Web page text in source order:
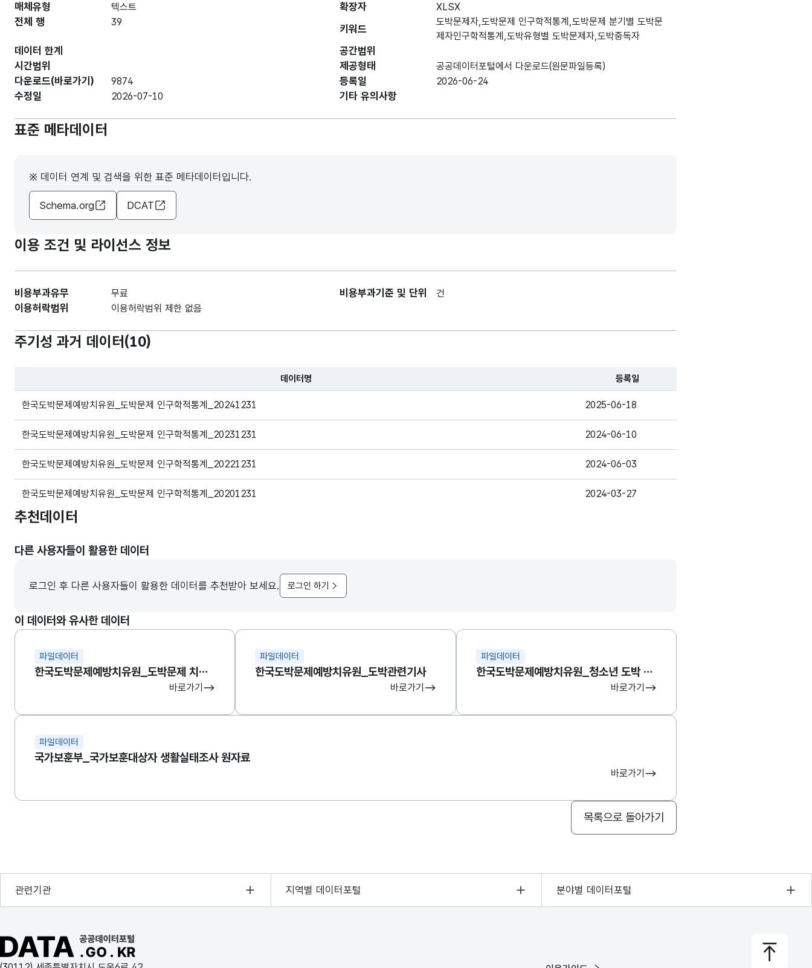
매체유형 텍스트 확장자 XLSX
전체 행 39
키워드
도박문제자,도박문제 인구학적통계,도박문제 분기별 도박문
제자인구학적통계,도박유형별 도박문제자,도박중독자
데이터 한계
공간범위
시간범위
제공형태 공공데이터포털에서 다운로드(원문파일등록)
다운로드(바로가기) 9874 등록일 2026-06-24
수정일 2026-07-10 기타 유의사항
표준 메타데이터
※ 데이터 연계 및 검색을 위한 표준 메타데이터입니다.
Schema.org DCAT
이용 조건 및 라이선스 정보
비용부과유무 무료 비용부과기준 및 단위 건
이용허락범위 이용허락범위 제한 없음
주기성 과거 데이터(10)
파일 데이터의 과거 데이터표로 데이터명, 등록일로 구성되어있습니다.
데이터명 등록일
한국도박문제예방치유원_도박문제 인구학적통계_20241231 2025-06-18
한국도박문제예방치유원_도박문제 인구학적통계_20231231 2024-06-10
한국도박문제예방치유원_도박문제 인구학적통계_20221231 2024-06-03
한국도박문제예방치유원_도박문제 인구학적통계_20201231 2024-03-27
한국도박문제관리센터_도박문제 인구학적 통계_20211231
도박문제 인구학적 통계_20190916
도박문제 인구학적 통계현황(2018)
도박문제 인구학적 통계(2015) 2016-10-24
추천데이터
다른 사용자들이 활용한 데이터
로그인 후 다른 사용자들이 활용한 데이터를 추천받아 보세요. 로그인 하기
이 데이터와 유사한 데이터
파일데이터
한국도박문제예방치유원_도박문제 치유재활통계
바로가기
파일데이터
한국도박문제예방치유원_도박관련기사
바로가기
파일데이터
한국도박문제예방치유원_청소년 도박 실태조사 Raw Data
바로가기
파일데이터
국가보훈부_국가보훈대상자 생활실태조사 원자료
바로가기
목록으로 돌아가기
관련기관
행정안전부
한국지능정보사회진흥원
국가정보자원관리원
지역별 데이터포털
서울 열린데이터광장
경기데이터드림
분야별 데이터포털
기상자료개방포털
국토교통부 공간정보오픈플랫폼
공공데이터포털 바로가기